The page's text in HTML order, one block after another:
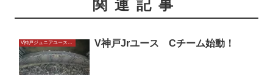
関連記事
V神戸Jrユース Cチーム始動！